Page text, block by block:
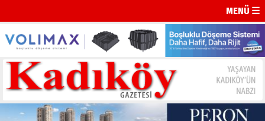
MENÜ ☰